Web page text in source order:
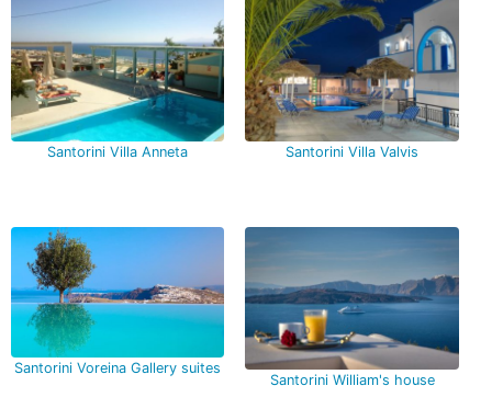
Santorini Villa Anneta Santorini Villa Valvis
Santorini Voreina Gallery suites
Santorini William's house